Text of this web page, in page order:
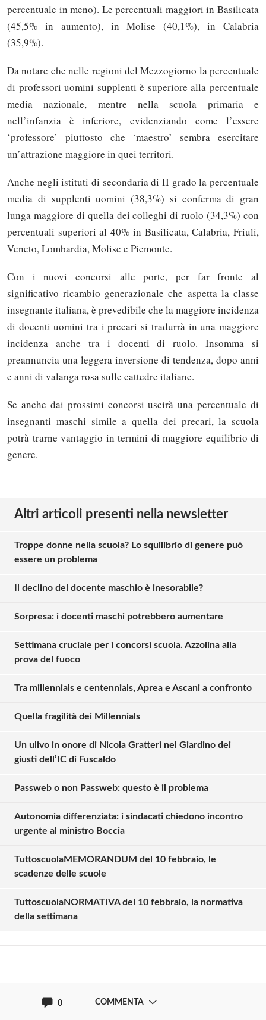
percentuale in meno). Le percentuali maggiori in Basilicata
(45,5% in aumento), in Molise (40,1%), in Calabria
(35,9%).
Da notare che nelle regioni del Mezzogiorno la percentuale
di professori uomini supplenti è superiore alla percentuale
media nazionale, mentre nella scuola primaria e
nell’infanzia è inferiore, evidenziando come l’essere
‘professore’ piuttosto che ‘maestro’ sembra esercitare
un’attrazione maggiore in quei territori.
Anche negli istituti di secondaria di II grado la percentuale
media di supplenti uomini (38,3%) si conferma di gran
lunga maggiore di quella dei colleghi di ruolo (34,3%) con
percentuali superiori al 40% in Basilicata, Calabria, Friuli,
Veneto, Lombardia, Molise e Piemonte.
Con i nuovi concorsi alle porte, per far fronte al
significativo ricambio generazionale che aspetta la classe
insegnante italiana, è prevedibile che la maggiore incidenza
di docenti uomini tra i precari si tradurrà in una maggiore
incidenza anche tra i docenti di ruolo. Insomma si
preannuncia una leggera inversione di tendenza, dopo anni
e anni di valanga rosa sulle cattedre italiane.
Se anche dai prossimi concorsi uscirà una percentuale di
insegnanti maschi simile a quella dei precari, la scuola
potrà trarne vantaggio in termini di maggiore equilibrio di
genere.
Altri articoli presenti nella newsletter
Troppe donne nella scuola? Lo squilibrio di genere può
essere un problema
Il declino del docente maschio è inesorabile?
Sorpresa: i docenti maschi potrebbero aumentare
Settimana cruciale per i concorsi scuola. Azzolina alla
prova del fuoco
Tra millennials e centennials, Aprea e Ascani a confronto
Quella fragilità dei Millennials
Un ulivo in onore di Nicola Gratteri nel Giardino dei
giusti dell’IC di Fuscaldo
Passweb o non Passweb: questo è il problema
Autonomia differenziata: i sindacati chiedono incontro
urgente al ministro Boccia
TuttoscuolaMEMORANDUM del 10 febbraio, le
scadenze delle scuole
TuttoscuolaNORMATIVA del 10 febbraio, la normativa
della settimana
0 COMMENTA
Solo gli utenti registrati possono
Effettua il